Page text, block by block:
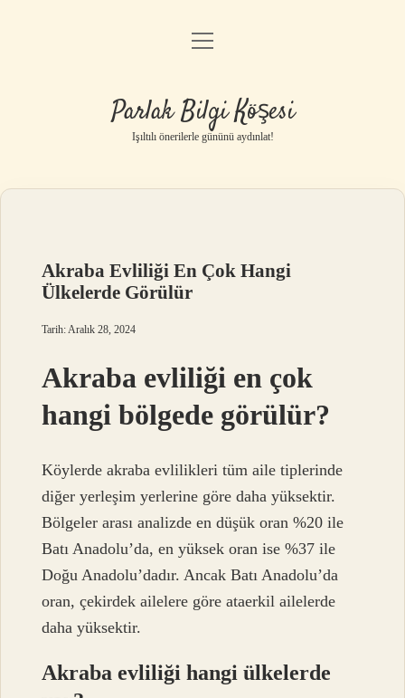
Anasayfa
Yasal Uyarı
menüyü
Parlak Bilgi Köşesi
Işıltılı önerilerle gününü aydınlat!
Akraba Evliliği En Çok Hangi
Ülkelerde Görülür
Tarih: Aralık 28, 2024
Akraba evliliği en çok
hangi bölgede görülür?
Köylerde akraba evlilikleri tüm aile tiplerinde
diğer yerleşim yerlerine göre daha yüksektir.
Bölgeler arası analizde en düşük oran %20 ile
Batı Anadolu’da, en yüksek oran ise %37 ile
Doğu Anadolu’dadır. Ancak Batı Anadolu’da
oran, çekirdek ailelere göre ataerkil ailelerde
daha yüksektir.
Akraba evliliği hangi ülkelerde